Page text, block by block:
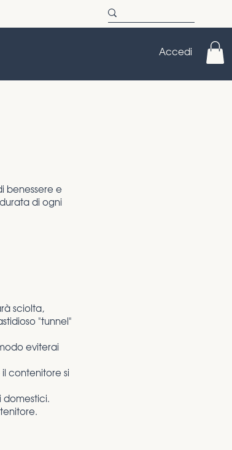
Accedi
benessere e
di ogni
sciolta,
"tunnel"
eviterai
contenitore si
domestici.